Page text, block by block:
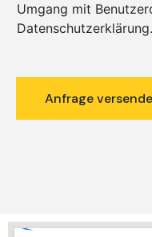
Umgang mit
Datenschutzerklärung.